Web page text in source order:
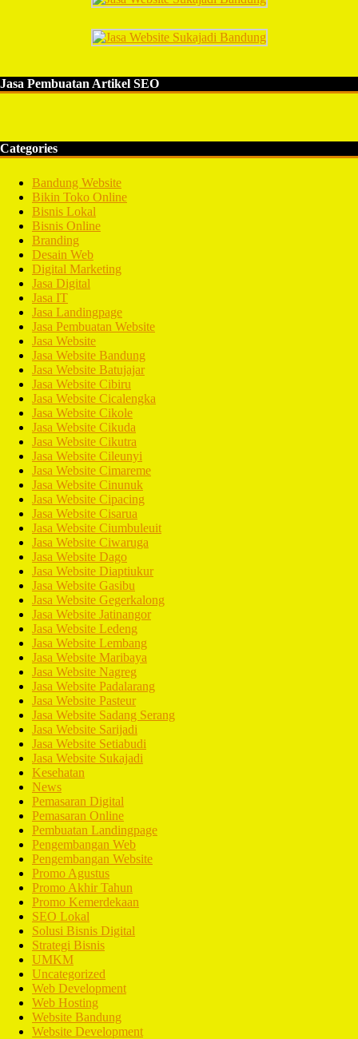
Jasa Pembuatan Artikel SEO
Categories
Bandung Website
Bikin Toko Online
Bisnis Lokal
Bisnis Online
Branding
Desain Web
Digital Marketing
Jasa Digital
Jasa IT
Jasa Landingpage
Jasa Pembuatan Website
Jasa Website
Jasa Website Bandung
Jasa Website Batujajar
Jasa Website Cibiru
Jasa Website Cicalengka
Jasa Website Cikole
Jasa Website Cikuda
Jasa Website Cikutra
Jasa Website Cileunyi
Jasa Website Cimareme
Jasa Website Cinunuk
Jasa Website Cipacing
Jasa Website Cisarua
Jasa Website Ciumbuleuit
Jasa Website Ciwaruga
Jasa Website Dago
Jasa Website Diaptiukur
Jasa Website Gasibu
Jasa Website Gegerkalong
Jasa Website Jatinangor
Jasa Website Ledeng
Jasa Website Lembang
Jasa Website Maribaya
Jasa Website Nagreg
Jasa Website Padalarang
Jasa Website Pasteur
Jasa Website Sadang Serang
Jasa Website Sarijadi
Jasa Website Setiabudi
Jasa Website Sukajadi
Kesehatan
News
Pemasaran Digital
Pemasaran Online
Pembuatan Landingpage
Pengembangan Web
Pengembangan Website
Promo Agustus
Promo Akhir Tahun
Promo Kemerdekaan
SEO Lokal
Solusi Bisnis Digital
Strategi Bisnis
UMKM
Uncategorized
Web Development
Web Hosting
Website Bandung
Website Development